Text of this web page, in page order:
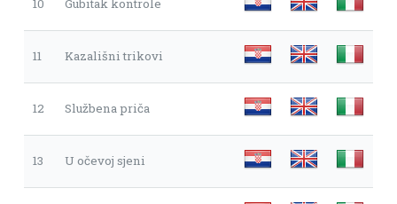
10 Gubitak kontrole
11 Kazališni trikovi
12 Službena priča
13 U očevoj sjeni